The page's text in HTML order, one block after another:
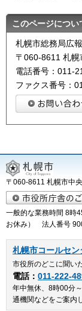
このページにつ
札幌市総務局広
〒060-8611 札
電話番号：011-
ファクス番号：
〒060-8611 札幌市中
一般的な業務時間 8時
お休み） 法人番号
札幌市コールセン
市役所のどこに聞い
電話： 011-222-
年中無休、8時00分
通機関などをご案内